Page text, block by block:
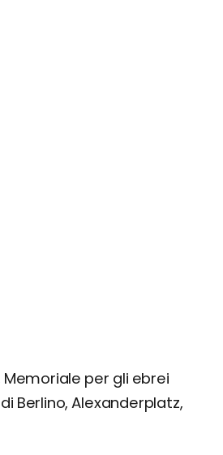
per gli ebrei
Berlino, Alexanderplatz,